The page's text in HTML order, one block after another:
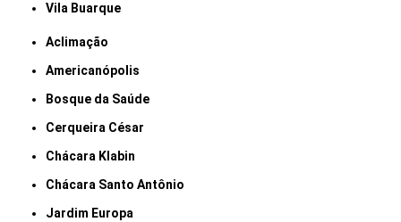
Vila Buarque
Aclimação
Americanópolis
Bosque da Saúde
Cerqueira César
Chácara Klabin
Chácara Santo Antônio
Jardim Europa